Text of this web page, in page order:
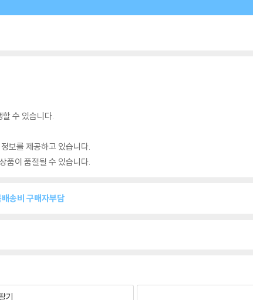
수 있습니다.
보를 제공하고 있습니다.
품이 품절될 수 있습니다.
송비 구매자부담
기